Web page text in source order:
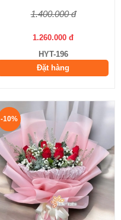
1.400.000 đ
1.260.000 đ
HYT-196
Đặt hàng
-10%